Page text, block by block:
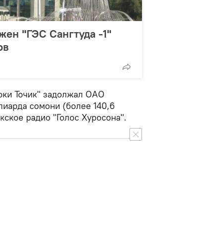
"ГЭС Сангтуда -1"
Точик" задолжал ОАО
сомони (более 140,6
радио "Голос Хуросона".